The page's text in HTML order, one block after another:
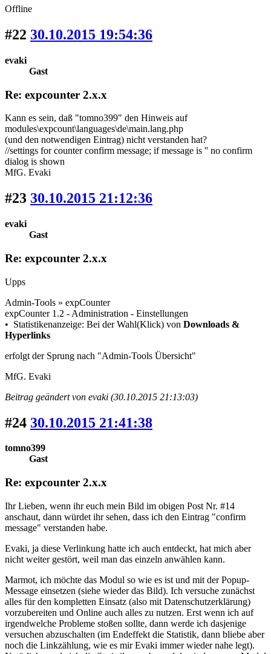
Offline
#22 30.10.2015 19:54:36
evaki
Gast
Re: expcounter 2.x.x
Kann es sein, daß "tomno399" den Hinweis auf
modules\expcount\languages\de\main.lang.php
(und den notwendigen Eintrag) nicht verstanden hat?
//settings for counter confirm message; if message is '' no confirm
dialog is shown
MfG. Evaki
#23 30.10.2015 21:12:36
evaki
Gast
Re: expcounter 2.x.x
Upps
Admin-Tools » expCounter
expCounter 1.2 - Administration - Einstellungen
• Statistikenanzeige: Bei der Wahl(Klick) von Downloads &
Hyperlinks
erfolgt der Sprung nach "Admin-Tools Übersicht"
MfG. Evaki
Beitrag geändert von evaki (30.10.2015 21:13:03)
#24 30.10.2015 21:41:38
tomno399
Gast
Re: expcounter 2.x.x
Ihr Lieben, wenn ihr euch mein Bild im obigen Post Nr. #14
anschaut, dann würdet ihr sehen, dass ich den Eintrag "confirm
message" verstanden habe.
Evaki, ja diese Verlinkung hatte ich auch entdeckt, hat mich aber
nicht weiter gestört, weil man das einzeln anwählen kann.
Marmot, ich möchte das Modul so wie es ist und mit der Popup-
Message einsetzen (siehe wieder das Bild). Ich versuche zunächst
alles für den kompletten Einsatz (also mit Datenschutzerklärung)
vorzubereiten und Online auch alles zu nutzen. Erst wenn ich auf
irgendwelche Probleme stoßen sollte, dann werde ich dasjenige
versuchen abzuschalten (im Endeffekt die Statistik, dann bliebe aber
noch die Linkzählung, wie es mir Evaki immer wieder nahe legt).